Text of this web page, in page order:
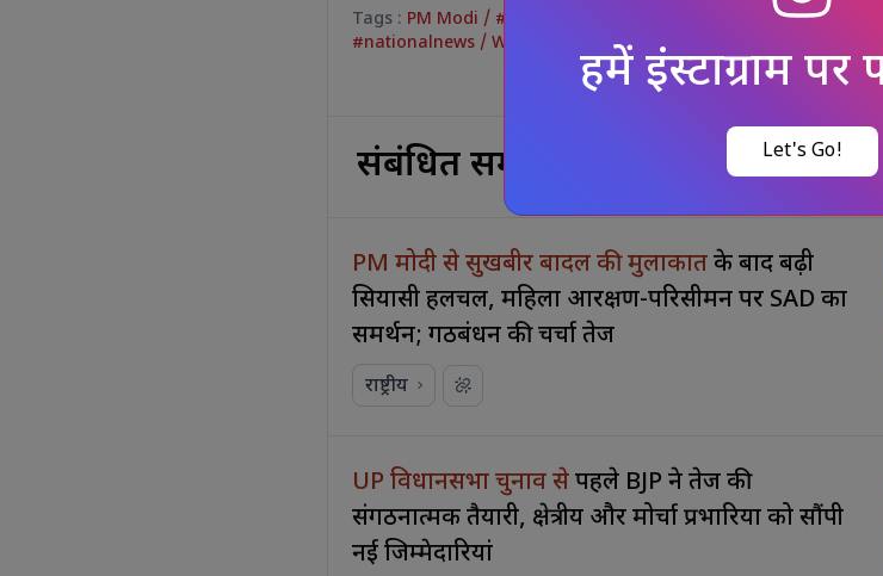
Tags : PM Modi/ #Rahul Gandhi NEWS UPDATE
#nationalnews/World News #news today
संबंधित समाचार
PM मोदी से सुखबीर बादल की मुलाकातके बाद बढ़ी
सियासी हलचल, महिला आरक्षण-परिसीमन पर SAD का
समर्थन; गठबंधन की चर्चा तेज
राष्ट्रीय
UP विधानसभा चुनाव सेपहले BJP ने तेज की
संगठनात्मक तैयारी, क्षेत्रीय और मोर्चा प्रभारियों को सौंपी
नई जिम्मेदारियां